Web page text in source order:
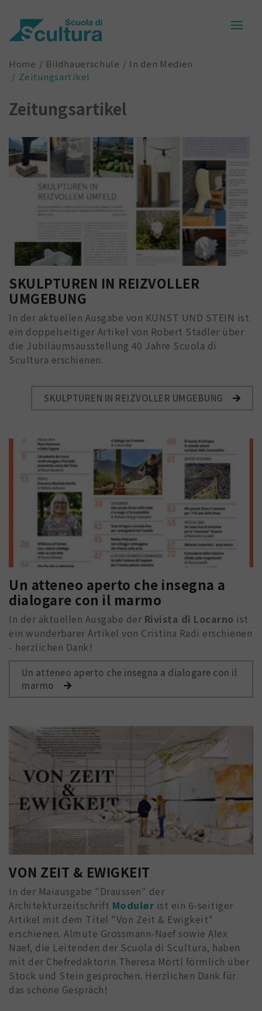
Home Bildhauerschule
In den Medien
Zeitungsartikel
Zeitungsartikel
SKULPTUREN IN REIZVOLLER
UMGEBUNG
In der aktuellen Ausgabe von KUNST UND STEIN ist
ein doppelseitiger Artikel von Robert Stadler über
die Jubiläumsausstellung 40 Jahre Scuola di
Scultura erschienen.
SKULPTUREN IN REIZVOLLER UMGEBUNG
Un atteneo aperto che insegna a
dialogare con il marmo
In der aktuellen Ausgabe der Rivista di Locarno ist
ein wunderbarer Artikel von Cristina Radi erschienen
- herzlichen Dank!
Un atteneo aperto che insegna a dialogare con il
marmo
VON ZEIT & EWIGKEIT
In der Maiausgabe "Draussen" der
Architekturzeitschrift Modulør ist ein 6-seitiger
Artikel mit dem Titel "Von Zeit & Ewigkeit"
erschienen. Almute Grossmann-Naef sowie Alex
Naef, die Leitenden der Scuola di Scultura, haben
mit der Chefredaktorin Theresa Mörtl förmlich über
Stock und Stein gesprochen. Herzlichen Dank für
das schöne Gespräch!